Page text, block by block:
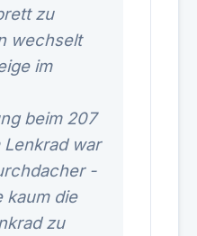
zu
wechselt
im
beim 207
Lenkrad war
-
kaum die
zu